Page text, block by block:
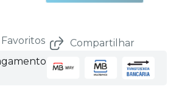
Compartilhar